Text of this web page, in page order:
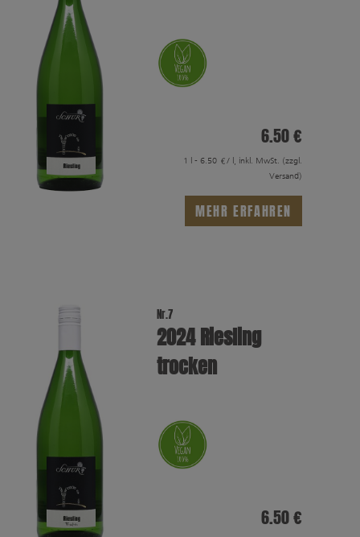
6.50 €
1 l - 6.50 €/ l, inkl. MwSt. (zzgl.
Versand)
MEHR ERFAHREN
Nr.7
2024 Riesling
trocken
6.50 €